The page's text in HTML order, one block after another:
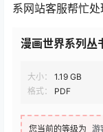
系网站客服帮忙处
漫画世界系列丛
大小：
1.19 GB
格式：
PDF
您当前的等级为 游